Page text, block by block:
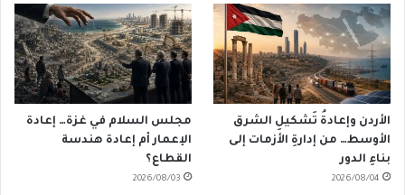
الأردن وإعادةُ تَشكيلِ الشرق
الأوسط… من إدارةِ الأزمات إلى
بناءِ الدور
2026/08/04
مجلس السلام في غزة… إعادة
الإعمار أم إعادة هندسة
القطاع؟
2026/08/03